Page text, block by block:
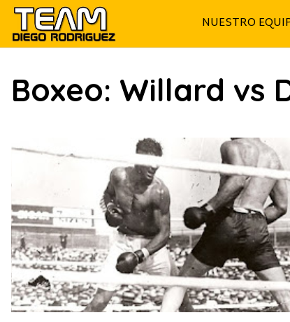
Saltar
contenido
NUESTRO
Boxeo: Willard vs